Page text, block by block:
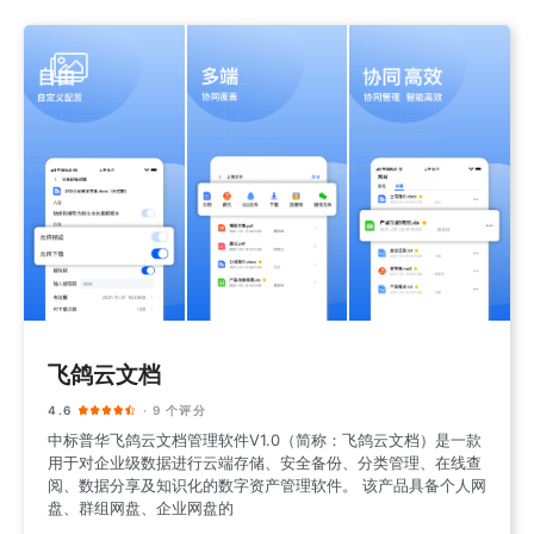
飞鸽云文档
4.6 · 9 个评分
中标普华飞鸽云文档管理软件V1.0（简称：飞鸽云文档）是一款
用于对企业级数据进行云端存储、安全备份、分类管理、在线查
阅、数据分享及知识化的数字资产管理软件。 该产品具备个人网
盘、群组网盘、企业网盘的